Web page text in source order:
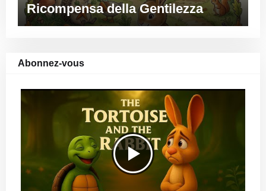
Ricompensa della Gentilezza
Abonnez-vous